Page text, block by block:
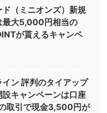
ド（ミニオンズ）新規
最大5,000円相当の
が貰えるキャンペ
イン 評判のタイアップ
キャンペーンは口座
取引で現金3,500円が